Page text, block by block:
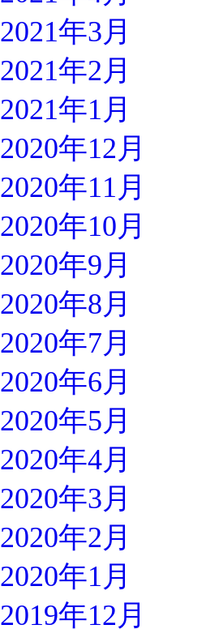
2021年3月
2021年2月
2021年1月
2020年12月
2020年11月
2020年10月
2020年9月
2020年8月
2020年7月
2020年6月
2020年5月
2020年4月
2020年3月
2020年2月
2020年1月
2019年12月